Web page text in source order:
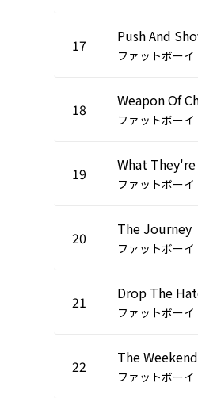
17 Push And
ファットボー
18 Weapon Of
ファットボー
19 What
ファットボー
20 The Journey
ファットボー
21 Drop The
ファットボー
22 The
ファットボー